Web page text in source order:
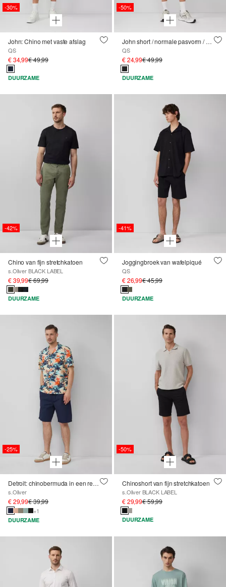
-30%
John: Chino met vaste afslag
QS
€ 34,99€ 49,99
DUURZAME
-50%
John short / normale pasvorm / halfhoog / vaste omslag
QS
€ 24,99€ 49,99
DUURZAME
-42%
Chino van fijn stretchkatoen
s.Oliver BLACK LABEL
€ 39,99€ 69,99
DUURZAME
-41%
Joggingbroek van wafelpiqué
QS
€ 26,99€ 45,99
DUURZAME
-25%
Detroit: chinobermuda in een relaxed fit met elastische band
s.Oliver
€ 29,99€ 39,99
+1
DUURZAME
-50%
Chinoshort van fijn stretchkatoen
s.Oliver BLACK LABEL
€ 29,99€ 59,99
DUURZAME